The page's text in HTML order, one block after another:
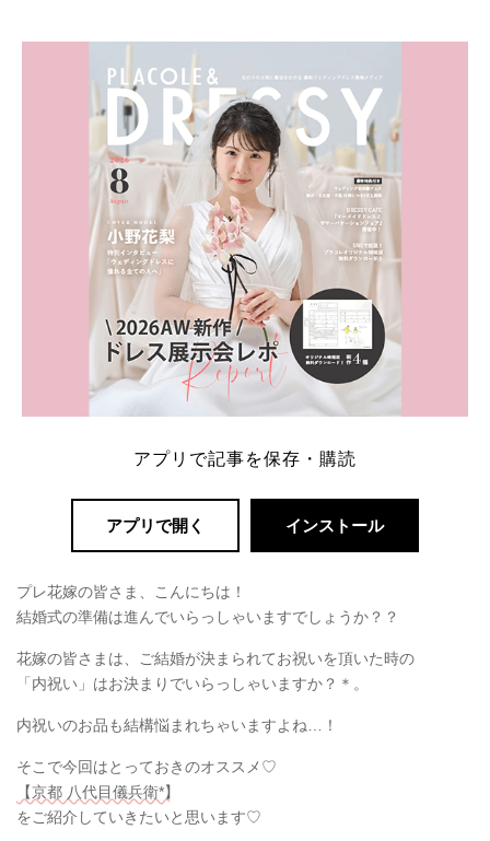
内容：特典金額・条件・応募方法・注意点 「どこが
一番お得？」「プラコレの特典は？」といった疑問も
解決します。 まずは診断で候補を絞れる「ウェディ
ング診断」か、体験型 […]
続きを読む
アプリで記事を保存・購読
アプリで開く インストール
プレ花嫁の皆さま、こんにちは！
結婚式の準備は進んでいらっしゃいますでしょうか？？
花嫁の皆さまは、ご結婚が決まられてお祝いを頂いた時の
「内祝い」はお決まりでいらっしゃいますか？＊。
内祝いのお品も結構悩まれちゃいますよね…！
そこで今回はとっておきのオススメ♡
【京都 八代目儀兵衛*】
をご紹介していきたいと思います♡